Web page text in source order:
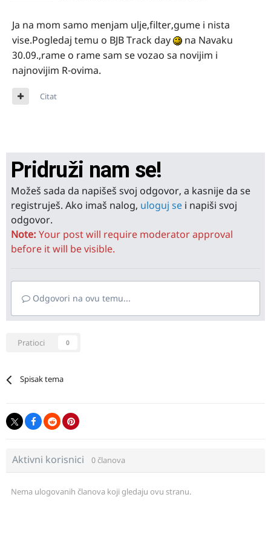
Ja na mom samo menjam ulje,filter,gume i nista
vise.Pogledaj temu o BJB Track day
na Navaku
30.09.,rame o rame sam se vozao sa novijim i
najnovijim R-ovima.
Citat
Pridruži nam se!
Možeš sada da napišeš svoj odgovor, a kasnije da se
registruješ. Ako imaš nalog, uloguj se i napiši svoj
odgovor.
Note: Your post will require moderator approval
before it will be visible.
Odgovori na ovu temu...
Pratioci 0
Spisak tema
Aktivni korisnici 0 članova
Nema ulogovanih članova koji gledaju ovu stranu.